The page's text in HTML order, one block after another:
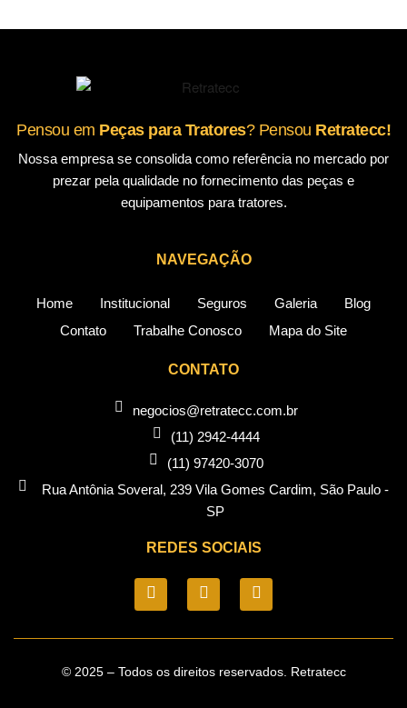
Pensou em Peças para Tratores? Pensou Retratecc!
Nossa empresa se consolida como referência no mercado por
prezar pela qualidade no fornecimento das peças e
equipamentos para tratores.
NAVEGAÇÃO
Home Institucional Seguros Galeria
Blog
Contato
Trabalhe Conosco Mapa do Site
CONTATO
negocios@retratecc.com.br
(11) 2942-4444
(11) 97420-3070
Rua Antônia Soveral, 239 Vila Gomes Cardim, São Paulo -
SP​
REDES SOCIAIS
© 2025 – Todos os direitos reservados. Retratecc